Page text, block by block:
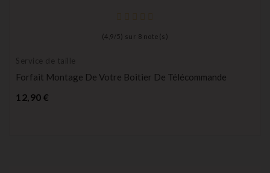
(4,9 / 5) sur 8 note(s)
Service de taille
Forfait Montage De Votre Boitier De Télécommande
12,90 €